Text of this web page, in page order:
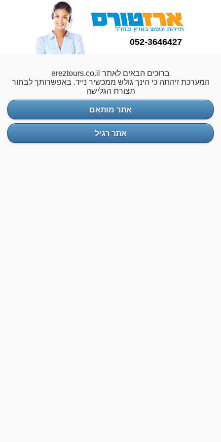
052-3646427
ברוכים הבאים לאתר ereztours.co.il
המערכת זיהתה כי הינך גולש ממכשיר נייד. באפשרותך לבחור
תצורת הגלישה
אתר מותאם
אתר רגיל